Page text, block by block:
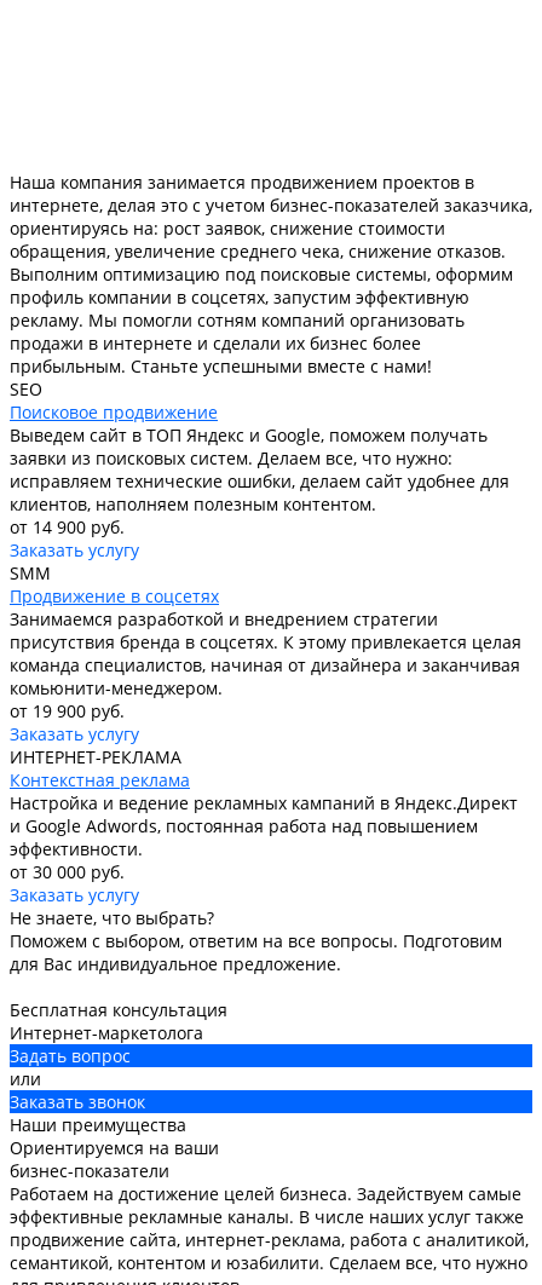
Наша компания занимается продвижением проектов в
интернете, делая это с учетом бизнес-показателей заказчика,
ориентируясь на: рост заявок, снижение стоимости
обращения, увеличение среднего чека, снижение отказов.
Выполним оптимизацию под поисковые системы, оформим
профиль компании в соцсетях, запустим эффективную
рекламу. Мы помогли сотням компаний организовать
продажи в интернете и сделали их бизнес более
прибыльным. Станьте успешными вместе с нами!
SEO
Поисковое продвижение
Выведем сайт в ТОП Яндекс и Google, поможем получать
заявки из поисковых систем. Делаем все, что нужно:
исправляем технические ошибки, делаем сайт удобнее для
клиентов, наполняем полезным контентом.
от 14 900 руб.
Заказать услугу
SMM
Продвижение в соцсетях
Занимаемся разработкой и внедрением стратегии
присутствия бренда в соцсетях. К этому привлекается целая
команда специалистов, начиная от дизайнера и заканчивая
комьюнити-менеджером.
от 19 900 руб.
Заказать услугу
ИНТЕРНЕТ-РЕКЛАМА
Контекстная реклама
Настройка и ведение рекламных кампаний в Яндекс.Директ
и Google Adwords, постоянная работа над повышением
эффективности.
от 30 000 руб.
Заказать услугу
Не знаете, что выбрать?
Поможем с выбором, ответим на все вопросы. Подготовим
для Вас индивидуальное предложение.
Бесплатная консультация
Интернет-маркетолога
Задать вопрос
или
Заказать звонок
Наши преимущества
Ориентируемся на ваши
бизнес-показатели
Работаем на достижение целей бизнеса. Задействуем самые
эффективные рекламные каналы. В числе наших услуг также
продвижение сайта, интернет-реклама, работа с аналитикой,
семантикой, контентом и юзабилити. Сделаем все, что нужно